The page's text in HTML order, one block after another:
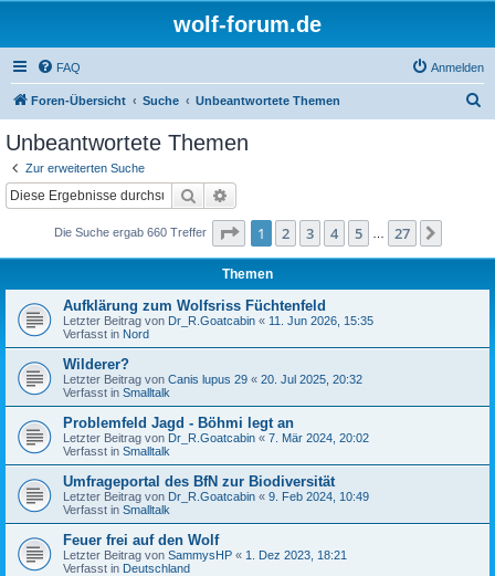
wolf-forum.de
FAQ Anmelden
Foren-Übersicht Suche Unbeantwortete Themen
Unbeantwortete Themen
Zur erweiterten Suche
Suche
Die Suche ergab 660 Treffer Seite 1von 27
1 2 3 4 5 27
Themen
Aufklärung zum Wolfsriss Füchtenfeld
Letzter Beitrag von Dr_R.Goatcabin « 11. Jun 2026, 15:35
Verfasst in Nord
Wilderer?
Letzter Beitrag von Canis lupus 29 « 20. Jul 2025, 20:32
Verfasst in Smalltalk
Problemfeld Jagd - Böhmi legt an
Letzter Beitrag von Dr_R.Goatcabin « 7. Mär 2024, 20:02
Verfasst in Smalltalk
Umfrageportal des BfN zur Biodiversität
Letzter Beitrag von Dr_R.Goatcabin « 9. Feb 2024, 10:49
Verfasst in Smalltalk
Feuer frei auf den Wolf
Letzter Beitrag von SammysHP « 1. Dez 2023, 18:21
Verfasst in Deutschland